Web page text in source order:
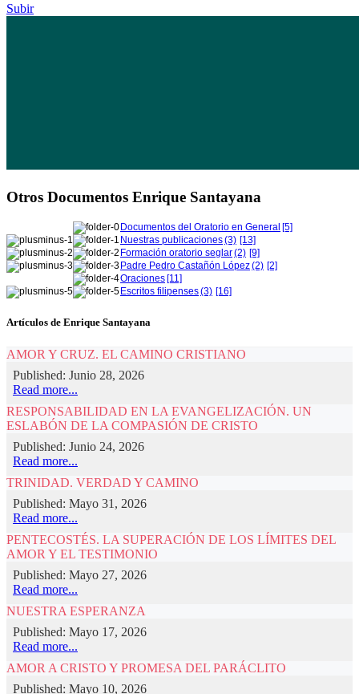
Subir
Otros Documentos Enrique Santayana
Documentos del Oratorio en General [5]
Nuestras publicaciones(3) [13]
Formación oratorio seglar(2) [9]
Padre Pedro Castañón López(2) [2]
Oraciones [11]
Escritos filipenses(3) [16]
Artículos de Enrique Santayana
AMOR Y CRUZ. EL CAMINO CRISTIANO
Published: Junio 28, 2026
Read more...
RESPONSABILIDAD EN LA EVANGELIZACIÓN. UN
ESLABÓN DE LA COMPASIÓN DE CRISTO
Published: Junio 24, 2026
Read more...
TRINIDAD. VERDAD Y CAMINO
Published: Mayo 31, 2026
Read more...
PENTECOSTÉS. LA SUPERACIÓN DE LOS LÍMITES DEL
AMOR Y EL TESTIMONIO
Published: Mayo 27, 2026
Read more...
NUESTRA ESPERANZA
Published: Mayo 17, 2026
Read more...
AMOR A CRISTO Y PROMESA DEL PARÁCLITO
Published: Mayo 10, 2026